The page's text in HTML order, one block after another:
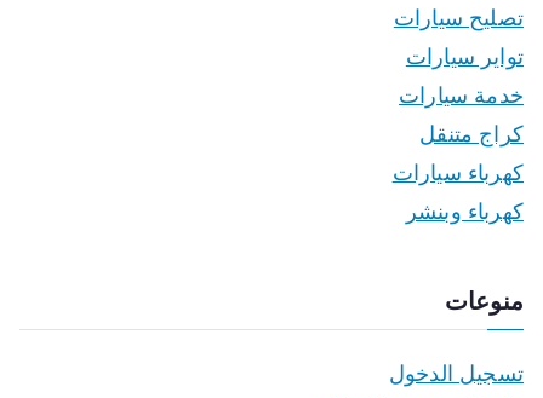
تصليح سيارات
تواير سيارات
خدمة سيارات
كراج متنقل
كهرباء سيارات
كهرباء وبنشر
منوعات
تسجيل الدخول